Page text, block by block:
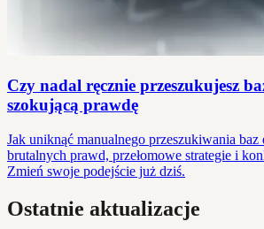
Czy nadal ręcznie przeszukujesz
szokującą prawdę
Jak uniknąć manualnego przeszukiwania
brutalnych prawd, przełomowe strategie i
Zmień swoje podejście już dziś.
Ostatnie aktualizacje